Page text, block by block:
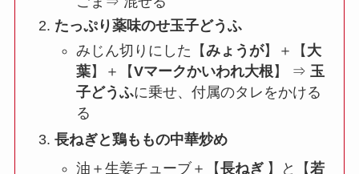
たっぷり薬味のせ玉子どうふ
みじん切りにした【みょうが】＋【 大
葉】＋【Vマークかいわれ大根 】 ⇒ 玉
子どうふに乗せ、付属のタレをかける
る
長ねぎと鶏ももの中華炒め
油＋生姜チューブ＋【長ねぎ 】と【若